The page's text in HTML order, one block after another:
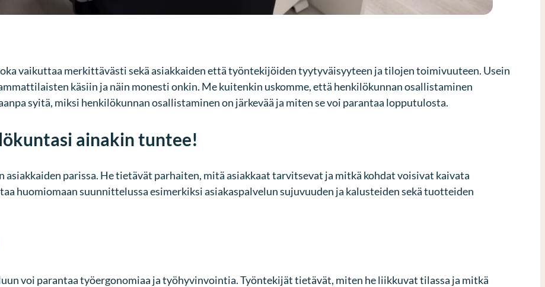
vaikuttaa merkittävästi sekä asiakkaiden että työntekijöiden tyytyväisyyteen ja tilojen toimivuuteen. Usein
käsiin ja näin monesti onkin. Me kuitenkin uskomme, että henkilökunnan osallistaminen
syitä, miksi henkilökunnan osallistaminen on järkevää ja miten se voi parantaa lopputulosta.
ainakin tuntee!
parissa. He tietävät parhaiten, mitä asiakkaat tarvitsevat ja mitkä kohdat voisivat kaivata
huomiomaan suunnittelussa esimerkiksi asiakaspalvelun sujuvuuden ja kalusteiden sekä tuotteiden
voi parantaa työergonomiaa ja työhyvinvointia. Työntekijät tietävät, miten he liikkuvat tilassa ja mitkä